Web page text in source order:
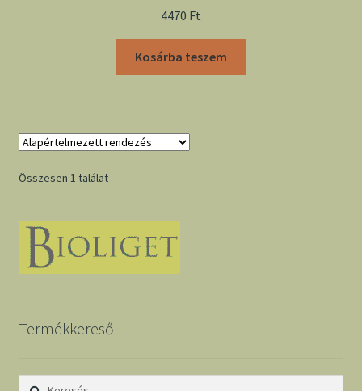
4470 Ft
Kosárba teszem
Összesen 1 találat
Termékkereső
Keresés: